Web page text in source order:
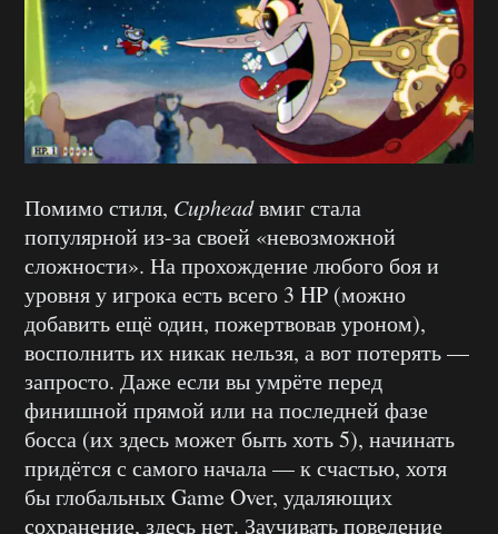
Помимо стиля, Cupheadвмиг стала
популярной из-за своей «невозможной
сложности». На прохождение любого боя и
уровня у игрока есть всего 3 HP (можно
добавить ещё один, пожертвовав уроном),
восполнить их никак нельзя, а вот потерять —
запросто. Даже если вы умрёте перед
финишной прямой или на последней фазе
босса (их здесь может быть хоть 5), начинать
придётся с самого начала — к счастью, хотя
бы глобальных Game Over, удаляющих
сохранение, здесь нет. Заучивать поведение